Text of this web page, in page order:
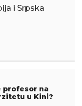
i Srpska
profesor na
u Kini?